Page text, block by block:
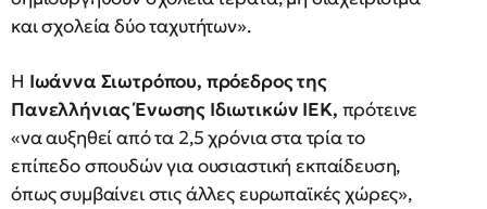
και σχολεία δύο ταχυτήτων».
Η Ιωάννα Σιωτρόπου, πρόεδρος της
Πανελλήνιας Ένωσης Ιδιωτικών ΙΕΚ, πρότεινε
«να αυξηθεί από τα 2,5 χρόνια στα τρία το
επίπεδο σπουδών για ουσιαστική εκπαίδευση,
όπως συμβαίνει στις άλλες ευρωπαϊκές χώρες»,